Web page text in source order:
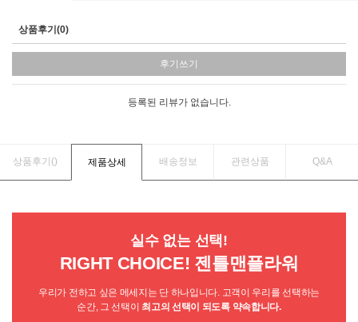
상품후기(0)
후기쓰기
등록된 리뷰가 없습니다.
상품후기() 제품상세 배송정보 관련상품 Q&A
실수 없는 선택!
RIGHT CHOICE! 젠틀맨플라워
우리가 전하고 싶은 메세지는 단 하나입니다. 고객이 우리를 선택하는
순간, 그 선택이 최고의 선택이 되도록 약속합니다.